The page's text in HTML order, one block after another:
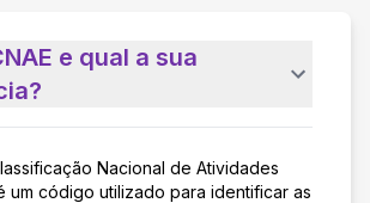
e qual a sua
Nacional de Atividades
um código utilizado para identificar as